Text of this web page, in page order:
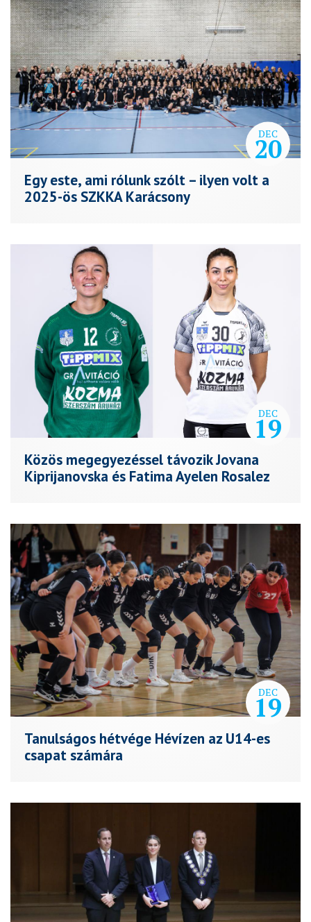
DEC
20
Egy este, ami rólunk szólt – ilyen volt a
2025-ös SZKKA Karácsony
DEC
19
Közös megegyezéssel távozik Jovana
Kiprijanovska és Fatima Ayelen Rosalez
DEC
19
Tanulságos hétvége Hévízen az U14-es
csapat számára